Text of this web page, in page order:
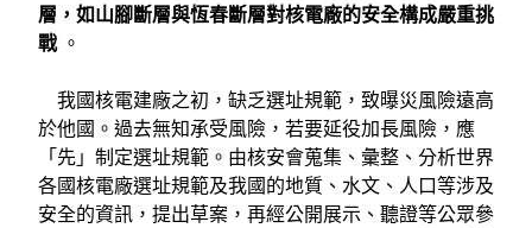
層，如山腳斷層與恆春斷層對核電廠的安全構成嚴重挑
戰。
我國核電建廠之初，缺乏選址規範，致曝災風險遠高
於他國。過去無知承受風險，若要延役加長風險，應
「先」制定選址規範。由核安會蒐集、彙整、分析世界
各國核電廠選址規範及我國的地質、水文、人口等涉及
安全的資訊，提出草案，再經公開展示、聽證等公眾參